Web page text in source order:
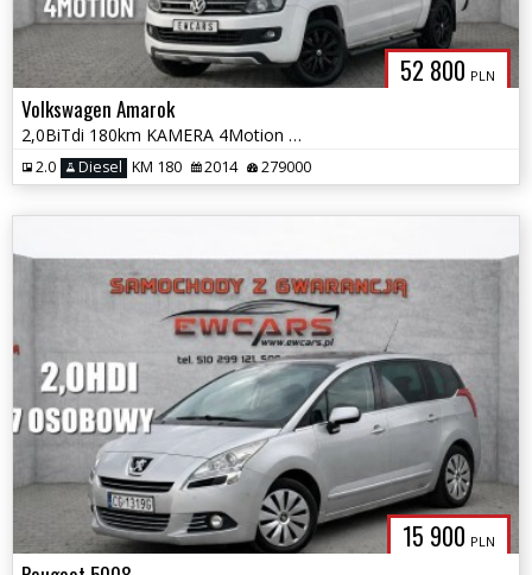
52 800 PLN
Volkswagen Amarok
2,0BiTdi 180km KAMERA 4Motion OPŁACONY Android Auto SUBOFER Focal Ibus
2.0 Diesel KM 180 2014 279000
15 900 PLN